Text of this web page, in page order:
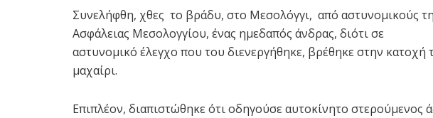
Συνελήφθη, χθες το βράδυ, στο Μεσολόγγι, από αστυνομικούς
Ασφάλειας Μεσολογγίου, ένας ημεδαπός άνδρας, διότι σε
αστυνομικό έλεγχο που του διενεργήθηκε, βρέθηκε στην κατοχή
μαχαίρι.
Επιπλέον, διαπιστώθηκε ότι οδηγούσε αυτοκίνητο στερούμενος